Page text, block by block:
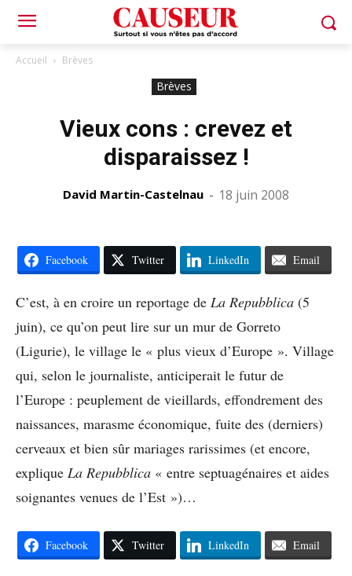
Accueil Brèves
Brèves
Vieux cons : crevez et
disparaissez !
David Martin-Castelnau - 18 juin 2008
Facebook Twitter LinkedIn Email
C’est, à en croire un reportage de La Repubblica (5
juin), ce qu’on peut lire sur un mur de Gorreto
(Ligurie), le village le « plus vieux d’Europe ». Village
qui, selon le journaliste, anticiperait le futur de
l’Europe : peuplement de vieillards, effondrement des
naissances, marasme économique, fuite des (derniers)
cerveaux et bien sûr mariages rarissimes (et encore,
explique La Repubblica « entre septuagénaires et aides
soignantes venues de l’Est »)…
Facebook Twitter LinkedIn Email